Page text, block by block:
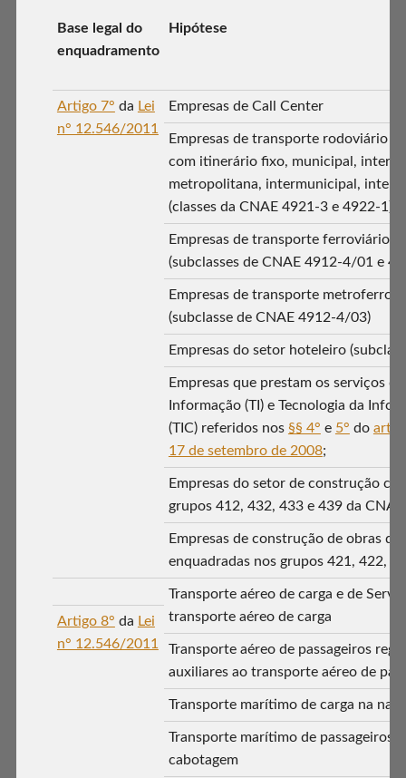
Base legal do
enquadramento
Hipótese
Artigo 7° da Lei
n° 12.546/2011
Empresas de Call Center
Empresas de transporte rodoviário
com itinerário fixo, municipal,
metropolitana, intermunicipal,
(classes da CNAE 4921-3 e 4922-1).
Empresas de transporte ferroviário
(subclasses de CNAE 4912-4/01 e
Empresas de transporte
(subclasse de CNAE 4912-4/03)
Empresas do setor hoteleiro
Empresas que prestam os serviços
Informação (TI) e Tecnologia da
(TIC) referidos nos §§ 4° e 5° do art.
17 de setembro de 2008;
Empresas do setor de construção
grupos 412, 432, 433 e 439 da
Empresas de construção de obras
enquadradas nos grupos 421, 422,
Transporte aéreo de carga e de
transporte aéreo de carga
Artigo 8° da Lei
n° 12.546/2011
Transporte aéreo de passageiros
auxiliares ao transporte aéreo de
Transporte marítimo de carga na
Transporte marítimo de passageiros
cabotagem